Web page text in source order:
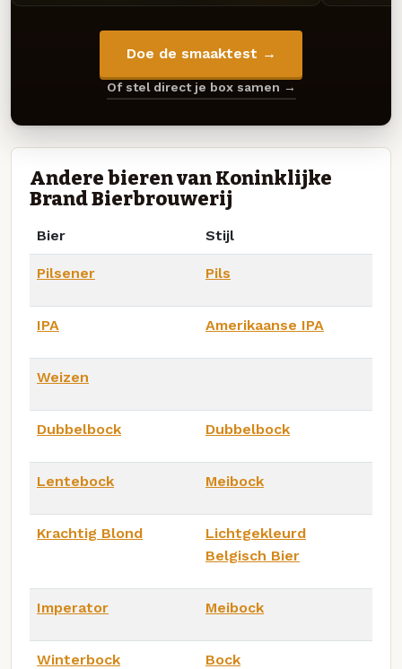
Doe de smaaktest →
Of stel direct je box samen →
Andere bieren van Koninklijke
Brand Bierbrouwerij
Bier Stijl
Pilsener Pils
IPA Amerikaanse IPA
Weizen
Dubbelbock Dubbelbock
Lentebock Meibock
Krachtig Blond
Lichtgekleurd
Belgisch Bier
Imperator Meibock
Winterbock Bock